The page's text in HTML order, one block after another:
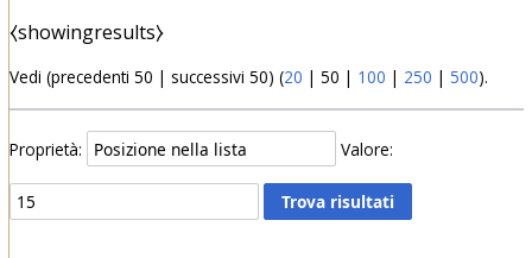
⧼showingresults⧽
Vedi (precedenti 50 | successivi 50) (20 | 50 | 100 | 250 | 500).
Proprietà: Valore: